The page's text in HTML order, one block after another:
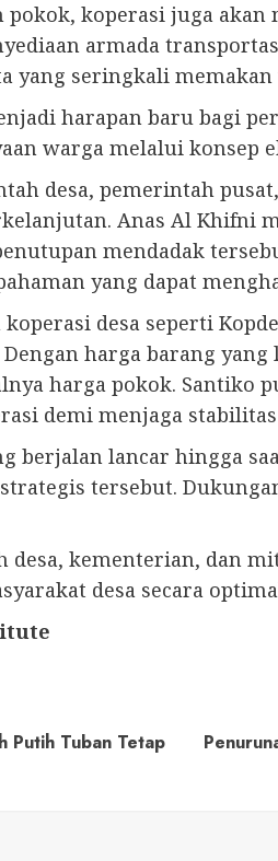
koperasi juga
armada
yang seringkali
harapan baru bagi
warga melalui konsep
desa, pemerintah
Anas Al Khifni
mendadak
yang dapat
desa seperti
harga barang
harga pokok. Santiko
demi menjaga
berjalan lancar hingga
tersebut.
kementerian, dan
desa secara
Putih Tuban Tetap